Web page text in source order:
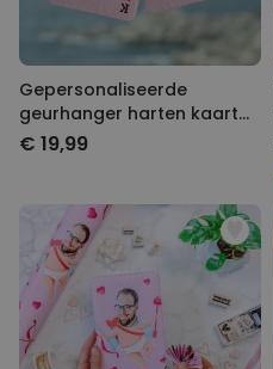
Gepersonaliseerde
geurhanger harten kaart
met foto set van 2
€ 19,99